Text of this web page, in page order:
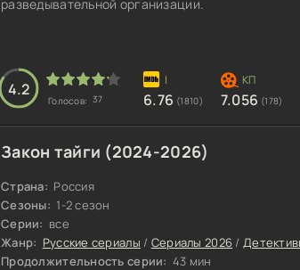
разведывательной организации.
4.2
Голосов: 37 6.76 (1810) 7.056 (178)
Закон тайги (2024-2026)
Страна: Россия
Сезоны: 1-2 сезон
Серии: все
Жанр: Русские сериалы / Сериалы 2026 /
Продолжительность серии: 43 мин